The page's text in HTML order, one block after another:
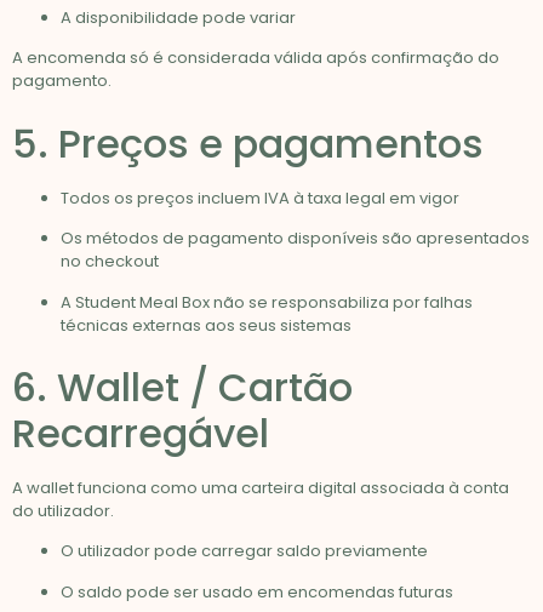
A disponibilidade pode variar
A encomenda só é considerada válida após confirmação do
pagamento.
5. Preços e pagamentos
Todos os preços incluem IVA à taxa legal em vigor
Os métodos de pagamento disponíveis são apresentados
no checkout
A Student Meal Box não se responsabiliza por falhas
técnicas externas aos seus sistemas
6. Wallet / Cartão
Recarregável
A wallet funciona como uma carteira digital associada à conta
do utilizador.
O utilizador pode carregar saldo previamente
O saldo pode ser usado em encomendas futuras